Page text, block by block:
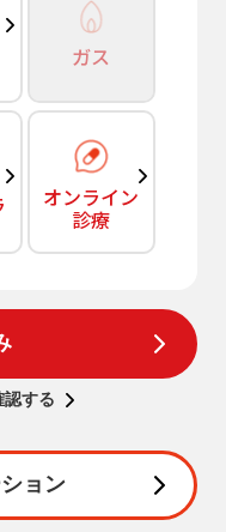
ガス
オンライン
診療
認する
ョン